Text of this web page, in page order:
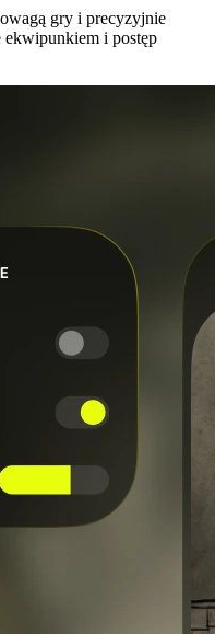
gry i precyzyjnie
i postęp